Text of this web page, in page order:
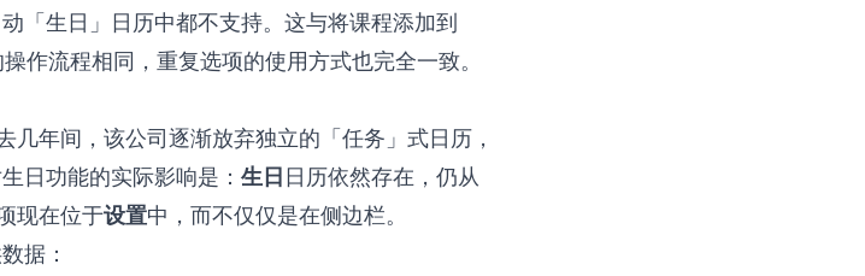
「生日」日历中都不支持。这与将课程添加到
作流程相同，重复选项的使用方式也完全一致。
年间，该公司逐渐放弃独立的「任务」式日历，
日功能的实际影响是： 生日日历依然存在，仍从
现在位于设置中，而不仅仅是在侧边栏。
据：